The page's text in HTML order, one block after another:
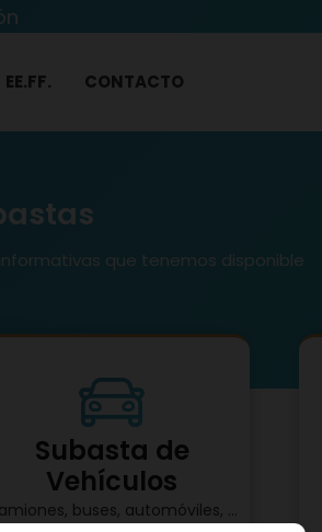
EE.FF. CONTACTO
que tenemos disponible
Subasta de
Vehículos
buses, automóviles, …